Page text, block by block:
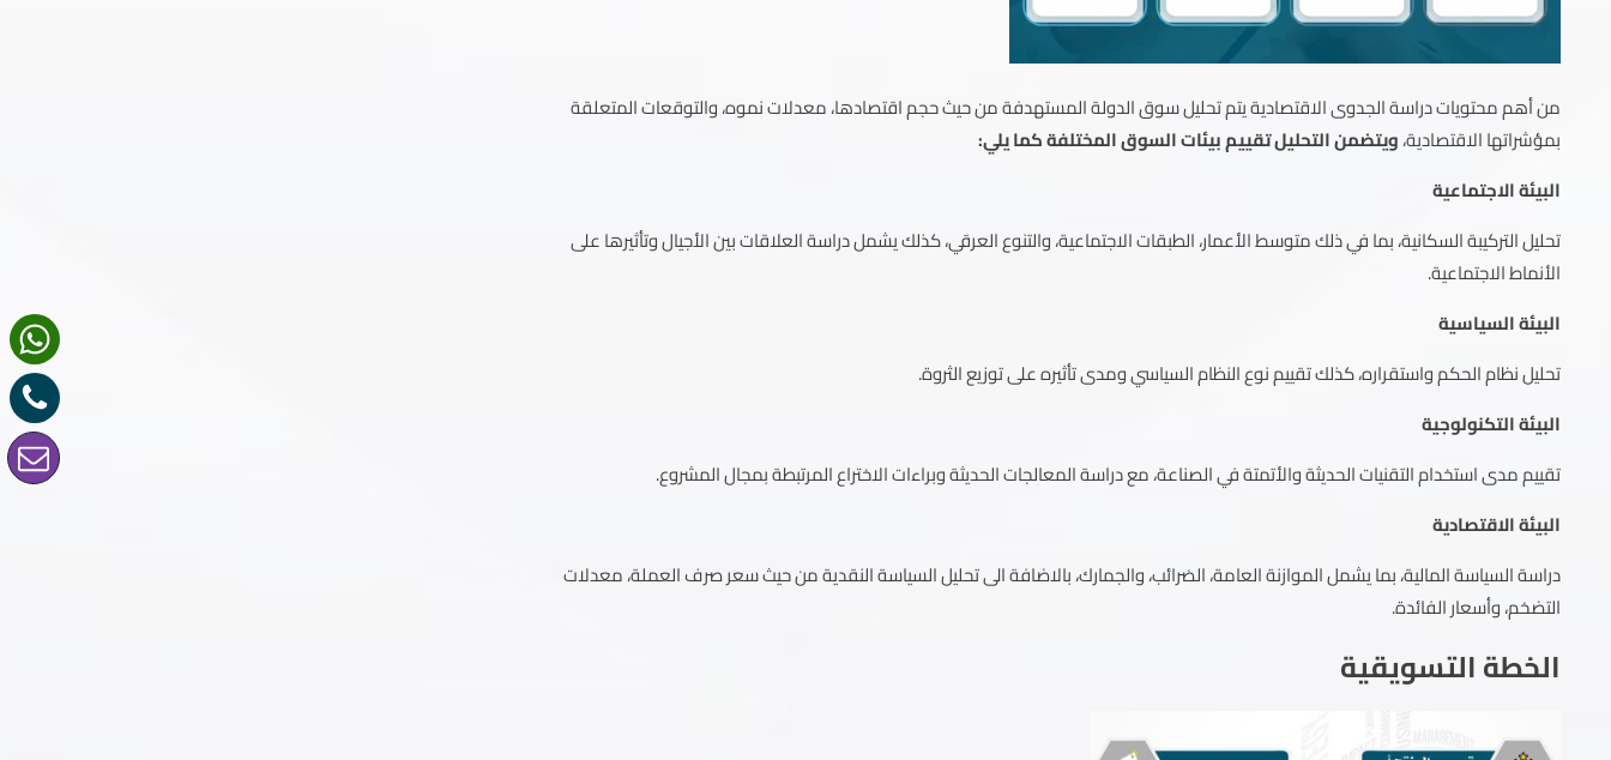
من أهم محتويات دراسة الجدوى الاقتصادية يتم تحليل سوق الدولة المستهدفة من حيث حجم اقتصادها، معدلات نموه، والتوقعات المتعلقة
بمؤشراتها الاقتصادية،ويتضمن التحليل تقييم بيئات السوق المختلفة كما يلي:
البيئة الاجتماعية
تحليل التركيبة السكانية، بما في ذلك متوسط الأعمار، الطبقات الاجتماعية، والتنوع العرقي، كذلك يشمل دراسة العلاقات بين الأجيال وتأثيرها على
الأنماط الاجتماعية.
البيئة السياسية
تحليل نظام الحكم واستقراره، كذلك تقييم نوع النظام السياسي ومدى تأثيره على توزيع الثروة.
البيئة التكنولوجية
تقييم مدى استخدام التقنيات الحديثة والأتمتة في الصناعة، مع دراسة المعالجات الحديثة وبراءات الاختراع المرتبطة بمجال المشروع.
البيئة الاقتصادية
دراسة السياسة المالية، بما يشمل الموازنة العامة، الضرائب، والجمارك، بالاضافة الى تحليل السياسة النقدية من حيث سعر صرف العملة، معدلات
التضخم، وأسعار الفائدة.
الخطة التسويقية